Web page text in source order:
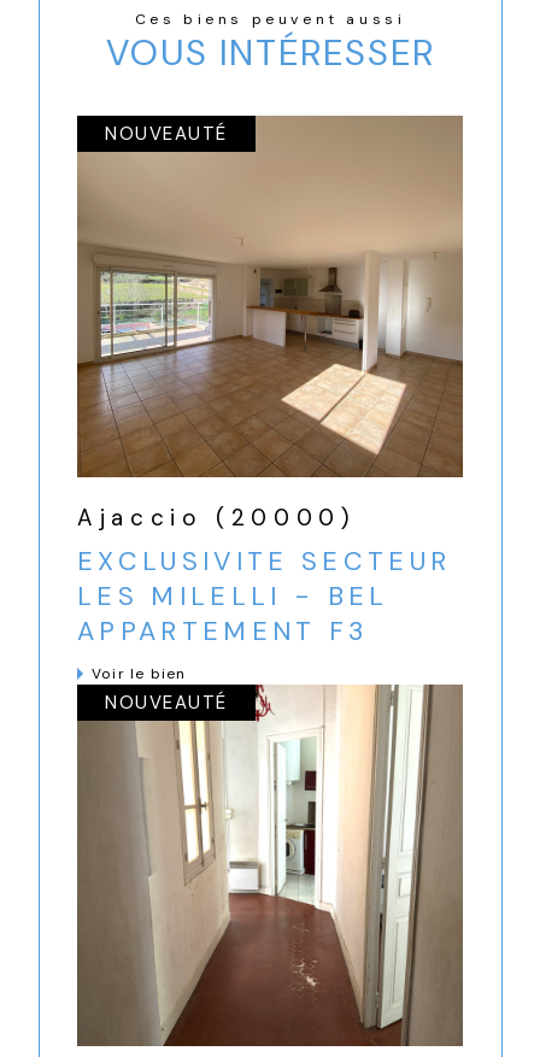
Ces biens peuvent aussi
VOUS INTÉRESSER
NOUVEAUTÉ
Ajaccio (20000)
EXCLUSIVITE SECTEUR
LES MILELLI - BEL
APPARTEMENT F3
Voir le bien
NOUVEAUTÉ